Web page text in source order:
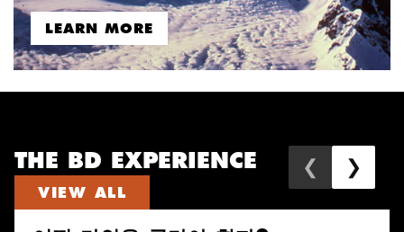
LEARN MORE
THE BD EXPERIENCE
VIEW ALL
❮ ❯